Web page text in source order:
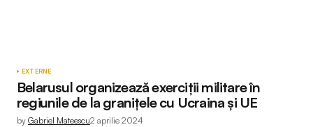
EXTERNE
Belarusul organizează exerciții militare în
regiunile de la granițele cu Ucraina și UE
by Gabriel Mateescu2 aprilie 2024